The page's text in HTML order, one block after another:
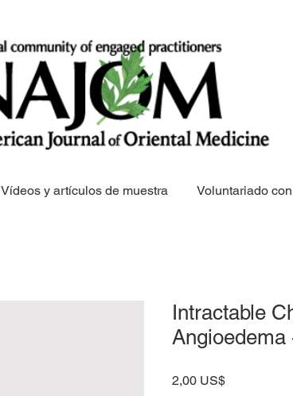
Vídeos y artículos de muestra Voluntariado
Intractable
Angioedema
2,00 US$Precio